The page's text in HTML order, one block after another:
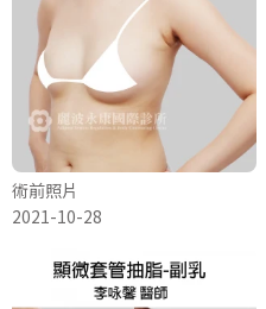
術前照片
2021-10-28